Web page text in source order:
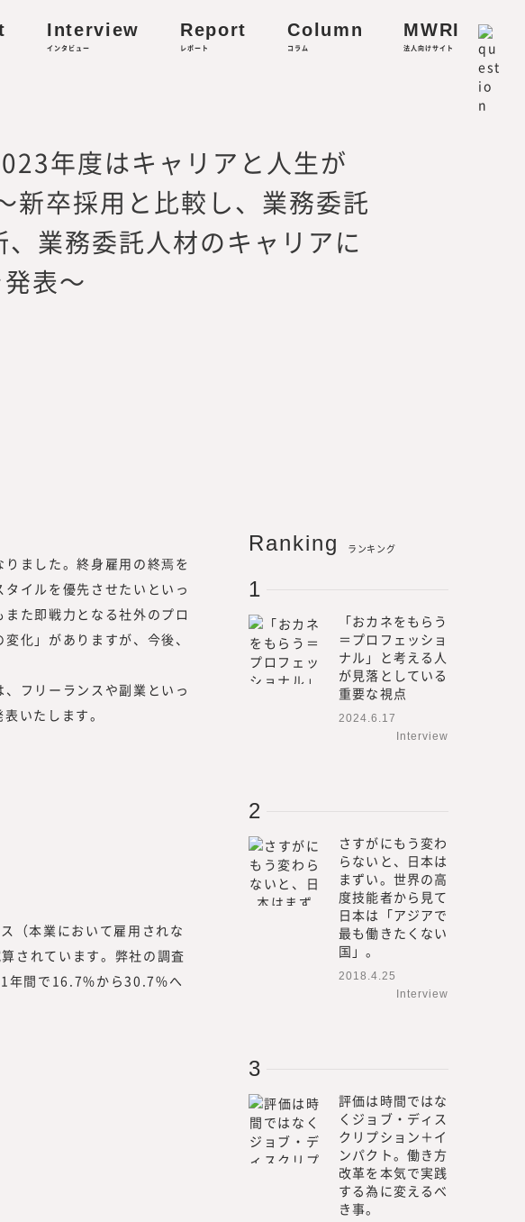
Interview
インタビュー
Report
レポート
Column
コラム
MWRI
法人向けサイト
ン
究所』を運営する株式会社みらいワークス
に挑戦する人を増やす」をミッション、
材が挑戦するエコシステムを創造する」を
年時代に、プロフェッショナル人材が、
社員」といった働き方や働く場所、働く目
会提供とその挑戦の支援を行うための事業
副業といった外部プロフェッショナル人材
の調査・研究も行い、情報を提供していく
事部、事業部の方より「これらのノウハウ
」といった声を多くいただく機会が増えま
ノベーションやリスキリングに関するお問
えていることから、このたび、『みらいワ
、外部人材活用や新規事業、人的資本経営
ナビリティに関する調査・研究、情報を提
登録いただいているプロフェッショナル人
。国内最大級のプロフェッショナル人材のた
して、多くのプロフェッショナル人材の働
ェッショナル人材の採用・活用を見てきた
な目線で「本当に必要とされる情報」を提
おります。
年度はキャリアと人生が
卒採用と比較し、業務委託
業務委託人材のキャリアに
表～
ました。終身雇用の終焉を
イルを優先させたいといっ
た即戦力となる社外のプロ
化」がありますが、今後、
フリーランスや副業といっ
いたします。
（本業において雇用されな
されています。弊社の調査
年間で16.7%から30.7%へ
Ranking ランキング
「おカネをもらう
＝プロフェッショ
ナル」と考える人
が見落としている
重要な視点
2024.6.17
Interview
さすがにもう変わ
らないと、日本は
まずい。世界の高
度技能者から見て
日本は「アジアで
最も働きたくない
国」。
2018.4.25
Interview
評価は時間ではな
くジョブ・ディス
クリプション＋イ
ンパクト。働き方
改革を本気で実践
する為に変えるべ
き事。